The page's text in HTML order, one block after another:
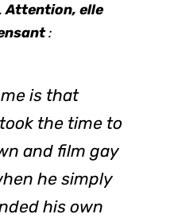
Attention, elle
:
is that
the time to
and film gay
he simply
his own